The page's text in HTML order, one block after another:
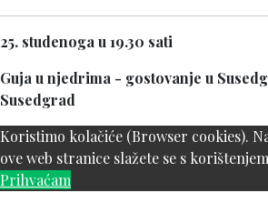
25. studenoga u 19.30 sati
Guja u njedrima - gostovanje u
Susedgrad
Koristimo kolačiće (Browser cookies).
ove web stranice slažete se s
Prihvaćam